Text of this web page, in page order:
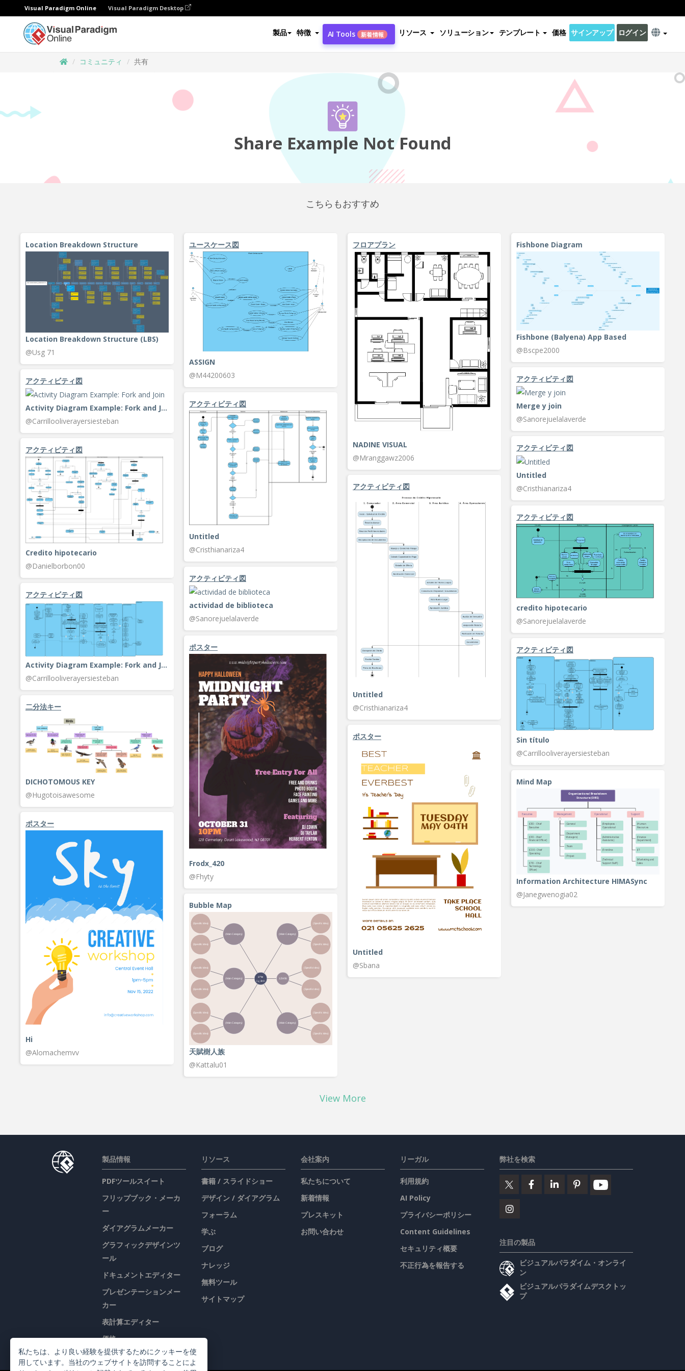
Visual Paradigm Online Visual Paradigm Desktop
製品 特徴 AI Tools 新着情報 リソース ソリューション テンプレート 価格 サインアップ ログイン
コミュニティ 共有
Share Example Not Found
こちらもおすすめ
Location Breakdown Structure
Location Breakdown Structure (LBS)
@Usg 71
ユースケース図
ASSIGN
@M44200603
フロアプラン
NADINE VISUAL
@Mranggawz2006
Fishbone Diagram
Fishbone (Balyena) App Based
@Bscpe2000
アクティビティ図
Merge y join
@Sanorejuelalaverde
アクティビティ図
Activity Diagram Example: Fork and Join
@Carrillooliverayersiesteban
アクティビティ図
Untitled
@Cristhianariza4
アクティビティ図
Untitled
@Cristhianariza4
アクティビティ図
Credito hipotecario
@Danielborbon00
アクティビティ図
Untitled
@Cristhianariza4
アクティビティ図
credito hipotecario
@Sanorejuelalaverde
アクティビティ図
actividad de biblioteca
@Sanorejuelalaverde
アクティビティ図
Activity Diagram Example: Fork and Join
@Carrillooliverayersiesteban
ポスター
Frodx_420
@Fhyty
アクティビティ図
Sin título
@Carrillooliverayersiesteban
二分法キー
DICHOTOMOUS KEY
@Hugotoisawesome
ポスター
Untitled
@Sbana
Mind Map
Information Architecture HIMASync
@Janegwenogia02
ポスター
Hi
@Alomachemvv
Bubble Map
天賦樹人族
@Kattalu01
View More
製品情報
PDFツールスイート
フリップブック・メーカ
ー
ダイアグラムメーカー
グラフィックデザインツ
ール
ドキュメントエディター
プレゼンテーションメー
カー
表計算エディター
価格
リソース
書籍 / スライドショー
デザイン / ダイアグラム
フォーラム
学ぶ
ブログ
ナレッジ
無料ツール
サイトマップ
会社案内
私たちについて
新着情報
プレスキット
お問い合わせ
リーガル
利用規約
AI Policy
プライバシーポリシー
Content Guidelines
セキュリティ概要
不正行為を報告する
弊社を検索
注目の製品
ビジュアルパラダイム・オンライ
ン
ビジュアルパラダイムデスクトッ
プ
私たちは、より良い経験を提供するためにクッキーを使
用しています。当社のウェブサイトを訪問することによ